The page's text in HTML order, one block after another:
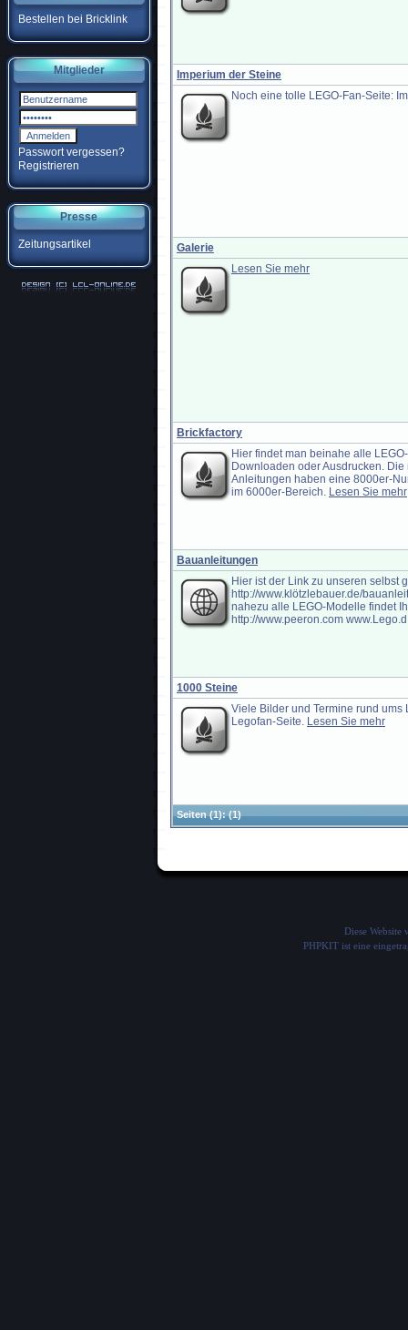
Bestellen bei Bricklink
Mitglieder
Passwort vergessen?
Registrieren
Presse
Zeitungsartikel
Imperium der Steine
Noch eine tolle LEGO-Fan-Seite:
Galerie
Lesen Sie mehr
Brickfactory
Hier findet man beinahe alle
Downloaden oder Ausdrucken.
Anleitungen haben eine 8000er-
im 6000er-Bereich. Lesen Sie mehr
Bauanleitungen
Hier ist der Link zu unseren selbst
http://www.klötzlebauer.de/
nahezu alle LEGO-Modelle findet
http://www.peeron.com
1000 Steine
Viele Bilder und Termine rund ums
Legofan-Seite. Lesen Sie mehr
Seiten(1):(1)
Diese Website
PHPKIT ist eine